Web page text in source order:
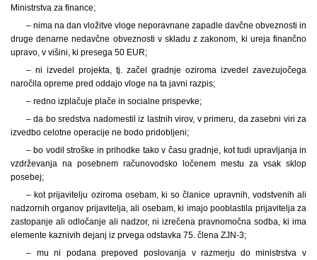
Ministrstva za finance;
– nima na dan vložitve vloge neporavnane zapadle davčne obveznosti in
druge denarne nedavčne obveznosti v skladu z zakonom, ki ureja finančno
upravo, v višini, ki presega 50 EUR;
– ni izvedel projekta, tj. začel gradnje oziroma izvedel zavezujočega
naročila opreme pred oddajo vloge na ta javni razpis;
– redno izplačuje plače in socialne prispevke;
– da bo sredstva nadomestil iz lastnih virov, v primeru, da zasebni viri za
izvedbo celotne operacije ne bodo pridobljeni;
– bo vodil stroške in prihodke tako v času gradnje, kot tudi upravljanja in
vzdrževanja na posebnem računovodsko ločenem mestu za vsak sklop
posebej;
– kot prijavitelju oziroma osebam, ki so članice upravnih, vodstvenih ali
nadzornih organov prijavitelja, ali osebam, ki imajo pooblastila prijavitelja za
zastopanje ali odločanje ali nadzor, ni izrečena pravnomočna sodba, ki ima
elemente kaznivih dejanj iz prvega odstavka 75. člena ZJN-3;
– mu ni podana prepoved poslovanja v razmerju do ministrstva v